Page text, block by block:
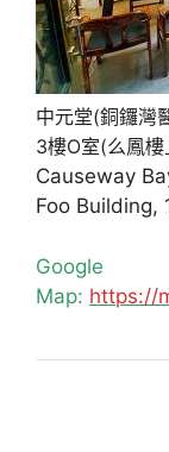
中元堂(銅鑼灣
3樓O室(么鳳樓
Causeway
Foo Building,
Google
Map: https://